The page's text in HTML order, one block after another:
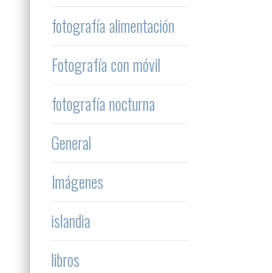
fotografía alimentación
Fotografía con móvil
fotografía nocturna
General
Imágenes
islandia
libros